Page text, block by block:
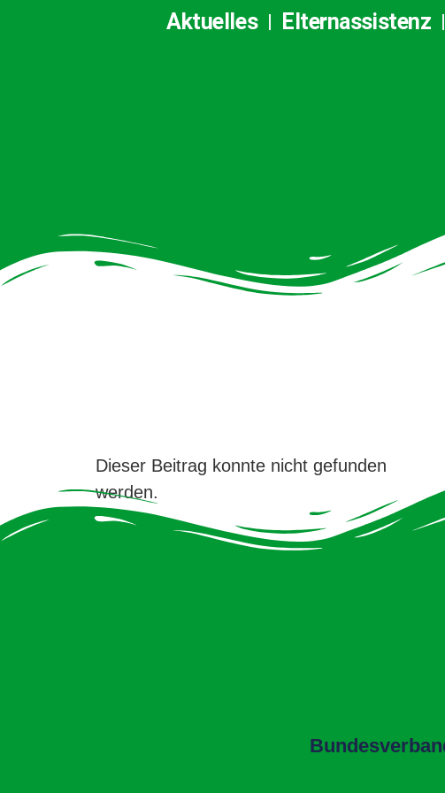
Aktuelles Elternassistenz
Dieser Beitrag konnte nicht gefunden
werden.